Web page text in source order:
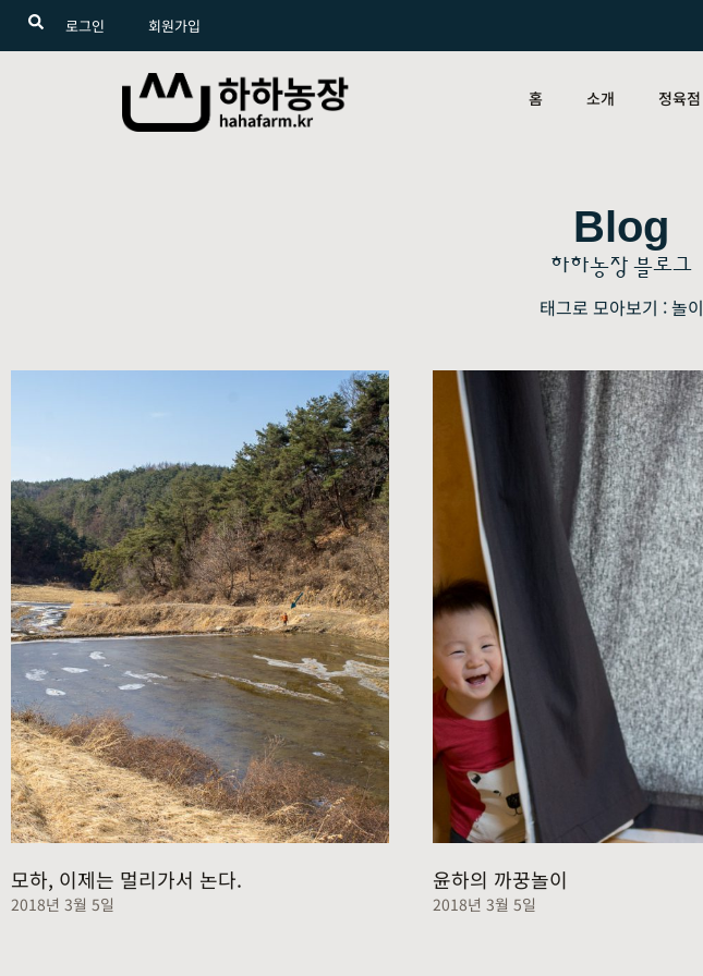
로그인 회원가입
홈 소개 정육점
Blog
하하농장 블로그
태그로 모아보기 : 놀이
모하, 이제는 멀리가서 논다.
2018년 3월 5일
윤하의 까꿍놀이
2018년 3월 5일